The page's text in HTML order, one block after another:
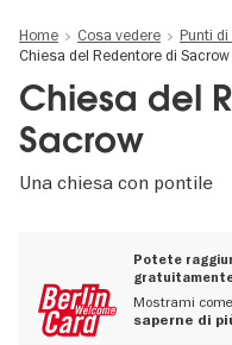
Home Cosa vedere Punti
Chiesa del Redentore di Sacrow
Chiesa del
Sacrow
Una chiesa con pontile
Potete
gratuitamente
Mostrami
saperne di